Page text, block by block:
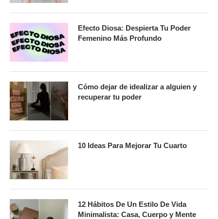
Efecto Diosa: Despierta Tu Poder
Femenino Más Profundo
Cómo dejar de idealizar a alguien y
recuperar tu poder
10 Ideas Para Mejorar Tu Cuarto
12 Hábitos De Un Estilo De Vida
Minimalista: Casa, Cuerpo y Mente